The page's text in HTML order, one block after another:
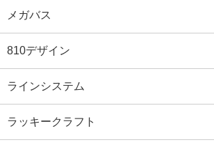
メガバス
810デザイン
ラインシステム
ラッキークラフト